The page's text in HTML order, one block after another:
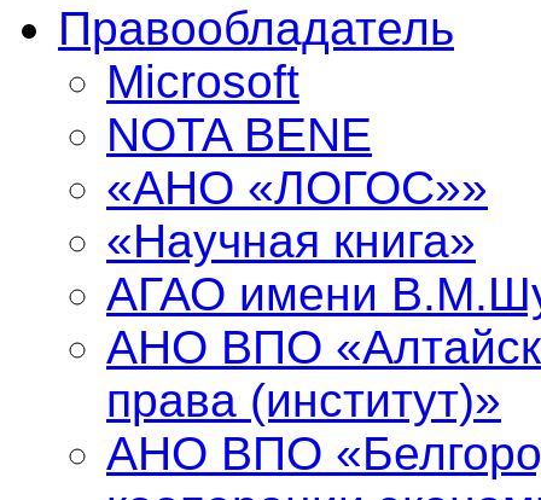
Правообладатель
Microsoft
NOTA BENE
«АНО «ЛОГОС»»
«Научная книга»
АГАО имени
АНО ВПО
права (институт)»
АНО ВПО